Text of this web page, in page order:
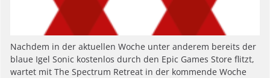
Nachdem in der aktuellen Woche unter anderem bereits der
blaue Igel Sonic kostenlos durch den Epic Games Store flitzt,
wartet mit The Spectrum Retreat in der kommende Woche